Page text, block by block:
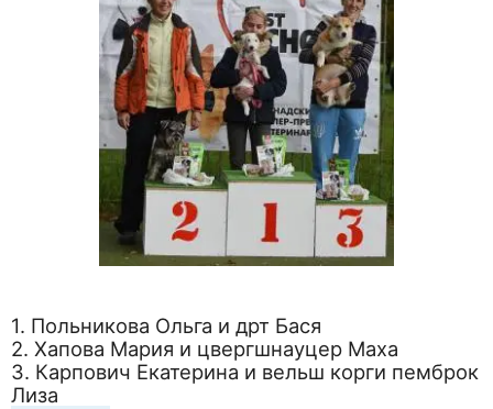
1. Польникова Ольга и дрт Бася
2. Хапова Мария и цвергшнауцер Маха
3. Карпович Екатерина и вельш корги пемброк
Лиза